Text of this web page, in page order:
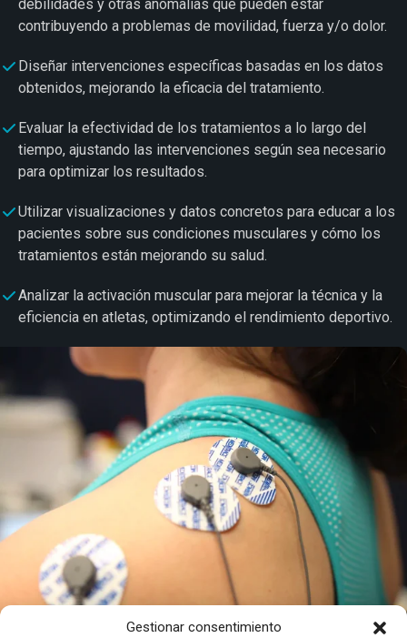
Gestionar consentimiento
debilidades y otras anomalías que pueden estar
contribuyendo a problemas de movilidad, fuerza y/o dolor.
Diseñar intervenciones específicas basadas en los datos
obtenidos, mejorando la eficacia del tratamiento.
Evaluar la efectividad de los tratamientos a lo largo del
tiempo, ajustando las intervenciones según sea necesario
para optimizar los resultados.
Utilizar visualizaciones y datos concretos para educar a los
pacientes sobre sus condiciones musculares y cómo los
tratamientos están mejorando su salud.
Analizar la activación muscular para mejorar la técnica y la
eficiencia en atletas, optimizando el rendimiento deportivo.